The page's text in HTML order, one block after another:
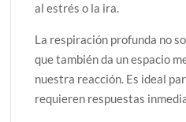
al estrés o la ira.
La respiración profunda no
que también da un espacio
nuestra reacción. Es ideal
requieren respuestas